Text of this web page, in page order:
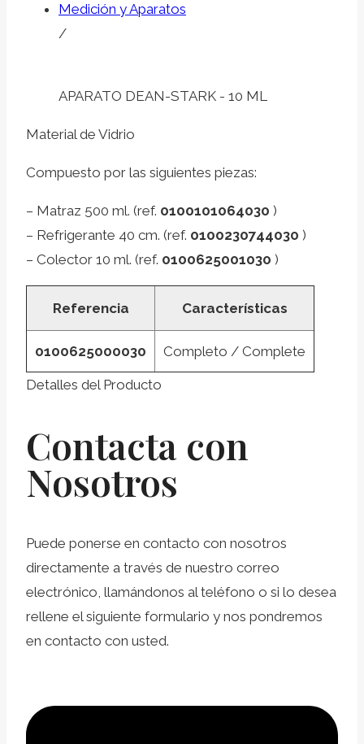
Medición y Aparatos
/
APARATO DEAN-STARK - 10 ML
Material de Vidrio
Compuesto por las siguientes piezas:
– Matraz 500 ml. (ref. 0100101064030 )
– Refrigerante 40 cm. (ref. 0100230744030 )
– Colector 10 ml. (ref. 0100625001030 )
Referencia Características
0100625000030 Completo / Complete
Detalles del Producto
Contacta con
Nosotros
Puede ponerse en contacto con nosotros
directamente a través de nuestro correo
electrónico, llamándonos al teléfono o si lo desea
rellene el siguiente formulario y nos pondremos
en contacto con usted.